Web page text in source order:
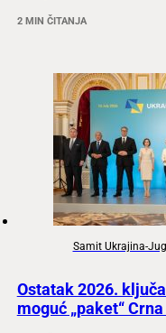
2 MIN ČITANJA
Samit Ukrajina-
Ostatak 2026.
moguć „paket“